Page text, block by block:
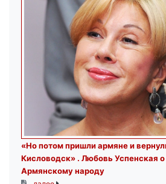
«Но потом пришли армяне и
Кисловодск» . Любовь Успенская
Армянскому народу